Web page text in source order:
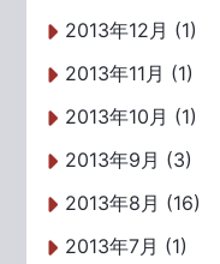
2013年12月 (1)
2013年11月 (1)
2013年10月 (1)
2013年9月 (3)
2013年8月 (16)
2013年7月 (1)